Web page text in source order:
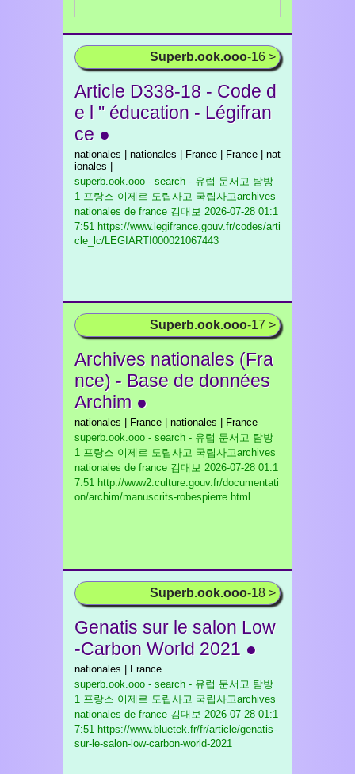
Superb.ook.ooo-16 >
Article D338-18 - Code d
e l " éducation - Légifran
ce ●
nationales | nationales | France | France | nat
ionales |
superb.ook.ooo - search - 유럽 문서고 탐방
1 프랑스 이제르 도립사고 국립사고archives
nationales de france 김대보 2026-07-28 01:1
7:51 https://www.legifrance.gouv.fr/codes/arti
cle_lc/LEGIARTI000021067443
Superb.ook.ooo-17 >
Archives nationales (Fra
nce) - Base de données
Archim ●
nationales | France | nationales | France
superb.ook.ooo - search - 유럽 문서고 탐방
1 프랑스 이제르 도립사고 국립사고archives
nationales de france 김대보 2026-07-28 01:1
7:51 http://www2.culture.gouv.fr/documentati
on/archim/manuscrits-robespierre.html
Superb.ook.ooo-18 >
Genatis sur le salon Low
-Carbon World 2021 ●
nationales | France
superb.ook.ooo - search - 유럽 문서고 탐방
1 프랑스 이제르 도립사고 국립사고archives
nationales de france 김대보 2026-07-28 01:1
7:51 https://www.bluetek.fr/fr/article/genatis-
sur-le-salon-low-carbon-world-2021